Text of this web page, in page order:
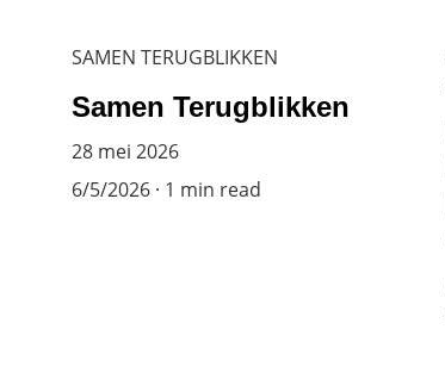
SAMEN TERUGBLIKKEN
Samen Terugblikken
28 mei 2026
6/5/2026 1 min read